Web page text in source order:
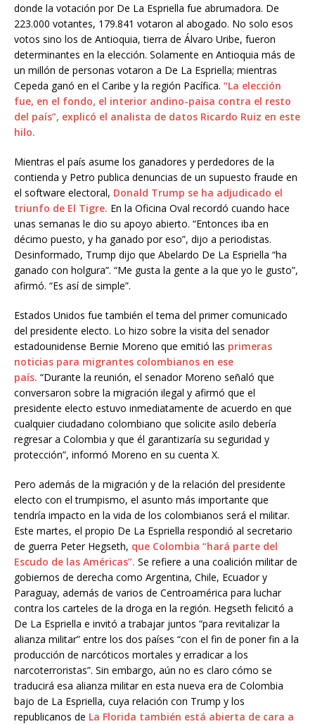
donde la votación por De La Espriella fue abrumadora. De
223.000 votantes, 179.841 votaron al abogado. No solo esos
votos sino los de Antioquia, tierra de Álvaro Uribe, fueron
determinantes en la elección. Solamente en Antioquia más de
un millón de personas votaron a De La Espriella; mientras
Cepeda ganó en el Caribe y la región Pacífica. “La elección
fue, en el fondo, el interior andino-paisa contra el resto
del país”, explicó el analista de datos Ricardo Ruiz en este
hilo.
Mientras el país asume los ganadores y perdedores de la
contienda y Petro publica denuncias de un supuesto fraude en
el software electoral, Donald Trump se ha adjudicado el
triunfo de El Tigre. En la Oficina Oval recordó cuando hace
unas semanas le dio su apoyo abierto. “Entonces iba en
décimo puesto, y ha ganado por eso”, dijo a periodistas.
Desinformado, Trump dijo que Abelardo De La Espriella “ha
ganado con holgura”. “Me gusta la gente a la que yo le gusto”,
afirmó. “Es así de simple”.
Estados Unidos fue también el tema del primer comunicado
del presidente electo. Lo hizo sobre la visita del senador
estadounidense Bernie Moreno que emitió las primeras
noticias para migrantes colombianos en ese
país. “Durante la reunión, el senador Moreno señaló que
conversaron sobre la migración ilegal y afirmó que el
presidente electo estuvo inmediatamente de acuerdo en que
cualquier ciudadano colombiano que solicite asilo debería
regresar a Colombia y que él garantizaría su seguridad y
protección”, informó Moreno en su cuenta X.
Pero además de la migración y de la relación del presidente
electo con el trumpismo, el asunto más importante que
tendría impacto en la vida de los colombianos será el militar.
Este martes, el propio De La Espriella respondió al secretario
de guerra Peter Hegseth, que Colombia “hará parte del
Escudo de las Américas”. Se refiere a una coalición militar de
gobiernos de derecha como Argentina, Chile, Ecuador y
Paraguay, además de varios de Centroamérica para luchar
contra los carteles de la droga en la región. Hegseth felicitó a
De La Espriella e invitó a trabajar juntos “para revitalizar la
alianza militar” entre los dos países “con el fin de poner fin a la
producción de narcóticos mortales y erradicar a los
narcoterroristas”. Sin embargo, aún no es claro cómo se
traducirá esa alianza militar en esta nueva era de Colombia
bajo de La Espriella, cuya relación con Trump y los
republicanos de La Florida también está abierta de cara a